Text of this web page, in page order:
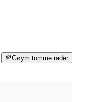
Gøym tomme rader